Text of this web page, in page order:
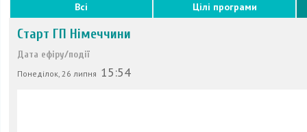
Всі Цілі програми
Старт ГП Німеччини
Дата ефіру/події
Понеділок, 26 липня 15:54